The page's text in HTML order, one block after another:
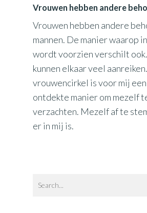
Vrouwen hebben andere
Vrouwen hebben andere
mannen. De manier waarop
wordt voorzien verschilt
kunnen elkaar veel
vrouwencirkel is voor mij
ontdekte manier om mezelf
verzachten. Mezelf af te
er in mij is.